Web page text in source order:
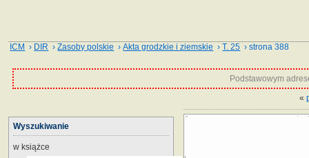
ICM › DIR ›Zasoby polskie ›Akta grodzkie i ziemskie ›T. 25 › strona 388
Podstawowym
«
Wyszukiwanie
w książce